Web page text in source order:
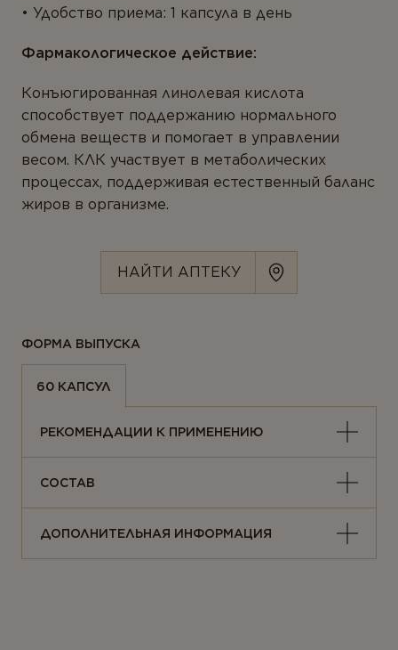
Веган
Витамины
Комплексы
Коэнзим
Минералы
Омега-3
Пробиотики
Растения
Удобство приема: 1 капсула в день
Фармакологическое действие:
Конъюгированная линолевая кислота
способствует поддержанию нормального
обмена веществ и помогает в управлении
весом. КЛК участвует в метаболических
процессах, поддерживая естественный баланс
жиров в организме.
НАЙТИ АПТЕКУ
ФОРМА ВЫПУСКА
60 КАПСУЛ
РЕКОМЕНДАЦИИ К ПРИМЕНЕНИЮ
СОСТАВ
ДОПОЛНИТЕЛЬНАЯ ИНФОРМАЦИЯ